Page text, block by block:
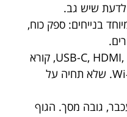
לדעת שיש גב.
בנייחים: ספק כוח,
– USB-C, HDMI, DisplayPort, קורא
כרטיסים, Wi‑Fi, Bluetooth. שלא תחיה על
גובה מסך. הגוף